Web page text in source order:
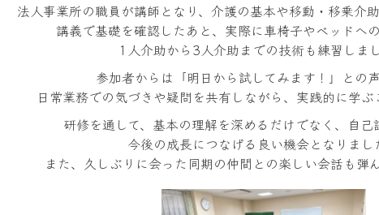
法人事業所の職員が講師となり、介護の基本や移動・移乗介
講義で基礎を確認したあと、実際に車椅子やベッドへの
1人介助から3人介助までの技術も練習しまし
参加者からは「明日から試してみます！」との声
日常業務での気づきや疑問を共有しながら、実践的に学ぶ
研修を通して、基本の理解を深めるだけでなく、自己
今後の成長につなげる良い機会となりまし
また、久しぶりに会った同期の仲間との楽しい会話も弾